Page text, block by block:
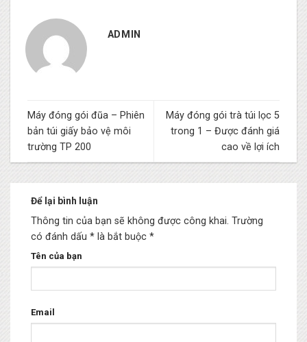
ADMIN
Máy đóng gói đũa – Phiên
bản túi giấy bảo vệ môi
trường TP 200
Máy đóng gói trà túi lọc 5
trong 1 – Được đánh giá
cao về lợi ích
Để lại bình luận
Thông tin của bạn sẽ không được công khai. Trường
có đánh dấu * là bắt buộc *
Tên của bạn
Email